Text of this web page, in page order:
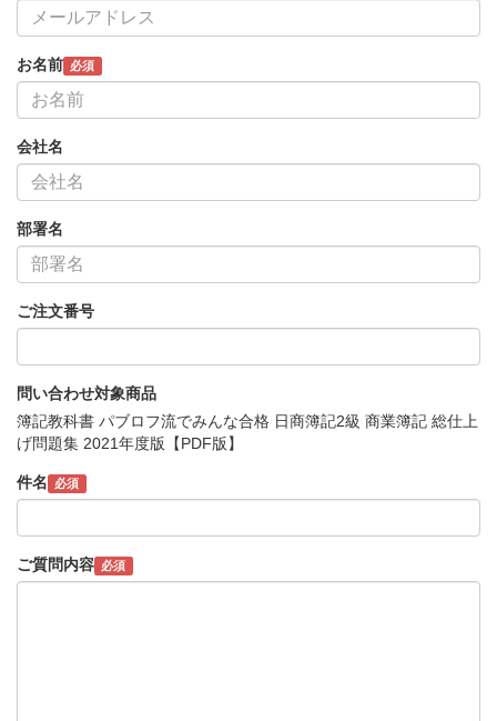
お名前 必須
会社名
部署名
ご注文番号
問い合わせ対象商品
簿記教科書 パブロフ流でみんな合格 日商簿記2級 商業簿記 総仕上
げ問題集 2021年度版【PDF版】
件名 必須
ご質問内容 必須